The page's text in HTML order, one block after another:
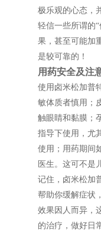
极乐观的心态，
轻信一些所谓的
果，甚至可能加
是较可靠的！
用药安全及注
使用卤米松加普
敏体质者慎用；
触眼睛和黏膜；
指导下使用，尤
使用；用药期间
医生。这可不是
记住，卤米松加
帮助你缓解症状
效果因人而异，
的治疗，做好日